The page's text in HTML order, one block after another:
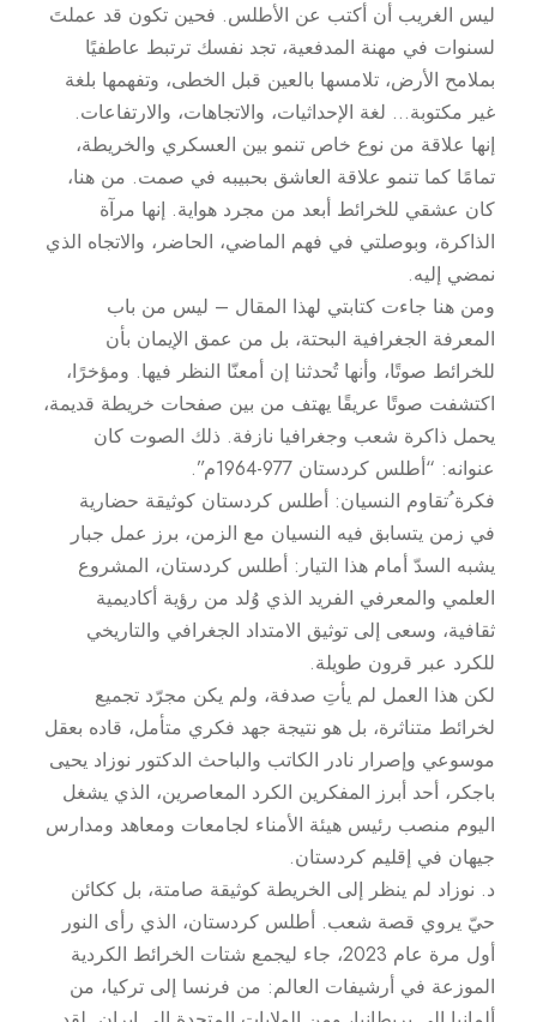
ليس الغريب أن أكتب عن الأطلس. فحين تكون قد عملتَ
لسنوات في مهنة المدفعية، تجد نفسك ترتبط عاطفيًا
بملامح الأرض، تلامسها بالعين قبل الخطى، وتفهمها بلغة
غير مكتوبة… لغة الإحداثيات، والاتجاهات، والارتفاعات.
إنها علاقة من نوع خاص تنمو بين العسكري والخريطة،
تمامًا كما تنمو علاقة العاشق بحبيبه في صمت. من هنا،
كان عشقي للخرائط أبعد من مجرد هواية. إنها مرآة
الذاكرة، وبوصلتي في فهم الماضي، الحاضر، والاتجاه الذي
نمضي إليه.
ومن هنا جاءت كتابتي لهذا المقال – ليس من باب
المعرفة الجغرافية البحتة، بل من عمق الإيمان بأن
للخرائط صوتًا، وأنها تُحدثنا إن أمعنّا النظر فيها. ومؤخرًا،
اكتشفت صوتًا عريقًا يهتف من بين صفحات خريطة قديمة،
يحمل ذاكرة شعب وجغرافيا نازفة. ذلك الصوت كان
عنوانه: “أطلس كردستان 977-1964م”.
فكرة ُتقاوم النسيان: أطلس كردستان كوثيقة حضارية
في زمن يتسابق فيه النسيان مع الزمن، برز عمل جبار
يشبه السدّ أمام هذا التيار: أطلس كردستان، المشروع
العلمي والمعرفي الفريد الذي وُلد من رؤية أكاديمية
ثقافية، وسعى إلى توثيق الامتداد الجغرافي والتاريخي
للكرد عبر قرون طويلة.
لكن هذا العمل لم يأتِ صدفة، ولم يكن مجرّد تجميع
لخرائط متناثرة، بل هو نتيجة جهد فكري متأمل، قاده بعقل
موسوعي وإصرار نادر الكاتب والباحث الدكتور نوزاد يحيى
باجكر، أحد أبرز المفكرين الكرد المعاصرين، الذي يشغل
اليوم منصب رئيس هيئة الأمناء لجامعات ومعاهد ومدارس
جيهان في إقليم كردستان.
د. نوزاد لم ينظر إلى الخريطة كوثيقة صامتة، بل ككائن
حيّ يروي قصة شعب. أطلس كردستان، الذي رأى النور
أول مرة عام 2023، جاء ليجمع شتات الخرائط الكردية
الموزعة في أرشيفات العالم: من فرنسا إلى تركيا، من